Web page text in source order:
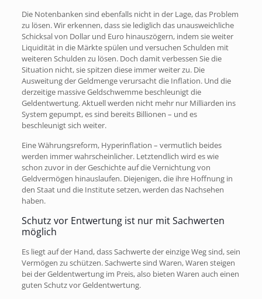
Die Notenbanken sind ebenfalls nicht in der Lage, das Problem
zu lösen. Wir erkennen, dass sie lediglich das unausweichliche
Schicksal von Dollar und Euro hinauszögern, indem sie weiter
Liquidität in die Märkte spülen und versuchen Schulden mit
weiteren Schulden zu lösen. Doch damit verbessen Sie die
Situation nicht, sie spitzen diese immer weiter zu. Die
Ausweitung der Geldmenge verursacht die Inflation. Und die
derzeitige massive Geldschwemme beschleunigt die
Geldentwertung. Aktuell werden nicht mehr nur Milliarden ins
System gepumpt, es sind bereits Billionen – und es
beschleunigt sich weiter.
Eine Währungsreform, Hyperinflation – vermutlich beides
werden immer wahrscheinlicher. Letztendlich wird es wie
schon zuvor in der Geschichte auf die Vernichtung von
Geldvermögen hinauslaufen. Diejenigen, die ihre Hoffnung in
den Staat und die Institute setzen, werden das Nachsehen
haben.
Schutz vor Entwertung ist nur mit Sachwerten
möglich
Es liegt auf der Hand, dass Sachwerte der einzige Weg sind, sein
Vermögen zu schützen. Sachwerte sind Waren, Waren steigen
bei der Geldentwertung im Preis, also bieten Waren auch einen
guten Schutz vor Geldentwertung.